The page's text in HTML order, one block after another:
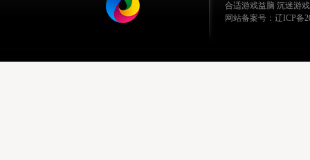
合适游戏益脑 沉迷游
网站备案号：辽ICP备